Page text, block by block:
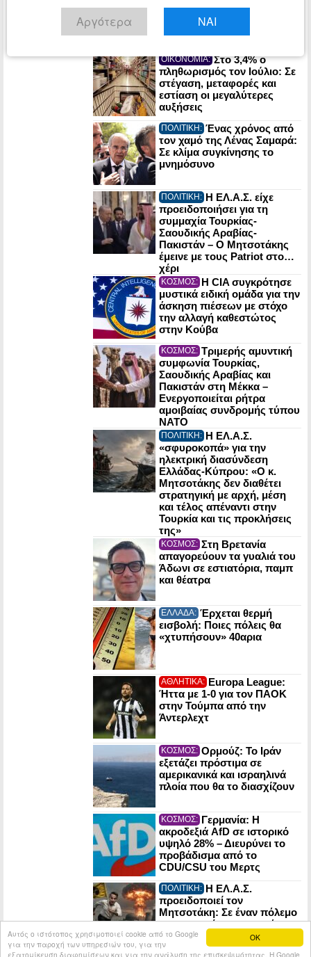
OK
Αυτός ο ιστότοπος χρησιμοποιεί cookie από το Google
για την παροχή των υπηρεσιών του, για την
εξατομίκευση διαφημίσεων και για την ανάλυση της επισκεψιμότητας. Η Google
ΟΙΚΟΝΟΜΙΑ: Στο 3,4% ο
πληθωρισμός τον Ιούλιο: Σε
στέγαση, μεταφορές και
εστίαση οι μεγαλύτερες
αυξήσεις
ΠΟΛΙΤΙΚΗ: Ένας χρόνος από
τον χαμό της Λένας Σαμαρά:
Σε κλίμα συγκίνησης το
μνημόσυνο
ΠΟΛΙΤΙΚΗ: Η ΕΛ.Α.Σ. είχε
προειδοποιήσει για τη
συμμαχία Τουρκίας-
Σαουδικής Αραβίας-
Πακιστάν – Ο Μητσοτάκης
έμεινε με τους Patriot στο…
χέρι
ΚΟΣΜΟΣ: Η CIA συγκρότησε
μυστικά ειδική ομάδα για την
άσκηση πιέσεων με στόχο
την αλλαγή καθεστώτος
στην Κούβα
ΚΟΣΜΟΣ: Τριμερής αμυντική
συμφωνία Τουρκίας,
Σαουδικής Αραβίας και
Πακιστάν στη Μέκκα –
Ενεργοποιείται ρήτρα
αμοιβαίας συνδρομής τύπου
NATO
ΠΟΛΙΤΙΚΗ: Η ΕΛ.Α.Σ.
«σφυροκοπά» για την
ηλεκτρική διασύνδεση
Ελλάδας-Κύπρου: «Ο κ.
Μητσοτάκης δεν διαθέτει
στρατηγική με αρχή, μέση
και τέλος απέναντι στην
Τουρκία και τις προκλήσεις
της»
ΚΟΣΜΟΣ: Στη Βρετανία
απαγορεύουν τα γυαλιά του
Άδωνι σε εστιατόρια, παμπ
και θέατρα
ΕΛΛΑΔΑ: Έρχεται θερμή
εισβολή: Ποιες πόλεις θα
«χτυπήσουν» 40αρια
ΑΘΛΗΤΙΚΑ: Europa League:
Ήττα με 1-0 για τον ΠΑΟΚ
στην Τούμπα από την
Άντερλεχτ
ΚΟΣΜΟΣ: Ορμούζ: Το Ιράν
εξετάζει πρόστιμα σε
αμερικανικά και ισραηλινά
πλοία που θα το διασχίζουν
ΚΟΣΜΟΣ: Γερμανία: Η
ακροδεξιά AfD σε ιστορικό
υψηλό 28% – Διευρύνει το
προβάδισμα από το
CDU/CSU του Μερτς
ΠΟΛΙΤΙΚΗ: Η ΕΛ.Α.Σ.
προειδοποιεί τον
Μητσοτάκη: Σε έναν πόλεμο
οι πυρηνικές εγκαταστάσεις
μπορούν να γίνουν στόχος
του εχθρού
Αργότερα ΝΑΙ